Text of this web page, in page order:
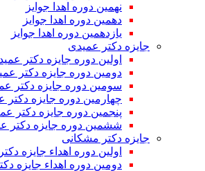
نهمین دوره اهدا جوایز
دهمین دوره اهدا جوایز
یازدهمین دوره اهدا جوایز
جایزه دکتر عمیدی
اولین دوره جایزه دکتر
دومین دوره جایزه دکتر
سومین دوره جایزه دکتر
چهارمین دوره جایزه دکتر
پنجمین دوره جایزه دکتر
ششمین دوره جایزه دکتر
جایزه دکتر مشکانی
اولین دوره اهداء جایزه
دومین دوره اهداء جایزه